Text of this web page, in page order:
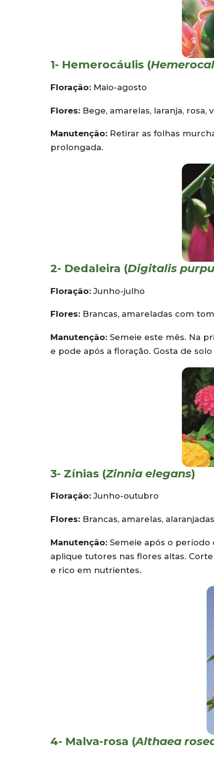
1- Hemerocáulis (
Floração: Maio-agosto
Flores: Bege, amarelas, laranja, rosa,
Manutenção: Retirar as folhas
prolongada.
2- Dedaleira (Digitalis
Floração: Junho-julho
Flores: Brancas, amareladas com
Manutenção: Semeie este mês. Na
e pode após a floração. Gosta de
3- Zínias (Zinnia elegans)
Floração: Junho-outubro
Flores: Brancas, amarelas,
Manutenção: Semeie após o período
aplique tutores nas flores altas.
e rico em nutrientes.
4- Malva-rosa (Althaea